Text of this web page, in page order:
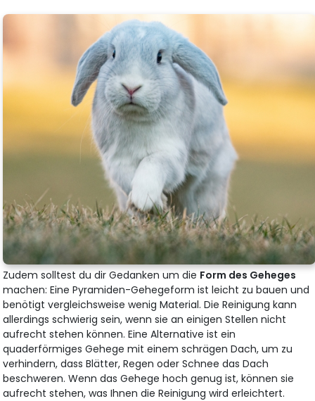
Zudem solltest du dir Gedanken um die Form des Geheges
machen: Eine Pyramiden-Gehegeform ist leicht zu bauen und
benötigt vergleichsweise wenig Material. Die Reinigung kann
allerdings schwierig sein, wenn sie an einigen Stellen nicht
aufrecht stehen können. Eine Alternative ist ein
quaderförmiges Gehege mit einem schrägen Dach, um zu
verhindern, dass Blätter, Regen oder Schnee das Dach
beschweren. Wenn das Gehege hoch genug ist, können sie
aufrecht stehen, was Ihnen die Reinigung wird erleichtert.